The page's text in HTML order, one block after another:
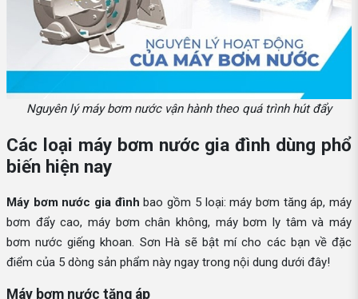
Nguyên lý máy bơm nước vận hành theo quá trình hút đẩy
Các loại máy bơm nước gia đình dùng phổ
biến hiện nay
Máy bơm nước gia đình bao gồm 5 loại: máy bơm tăng áp, máy
bơm đẩy cao, máy bơm chân không, máy bơm ly tâm và máy
bơm nước giếng khoan. Sơn Hà sẽ bật mí cho các bạn về đặc
điểm của 5 dòng sản phẩm này ngay trong nội dung dưới đây!
Máy bơm nước tăng áp